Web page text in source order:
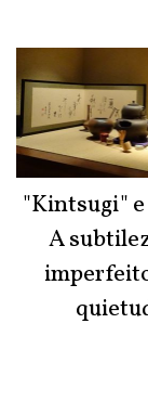
"Kintsugi" e
A